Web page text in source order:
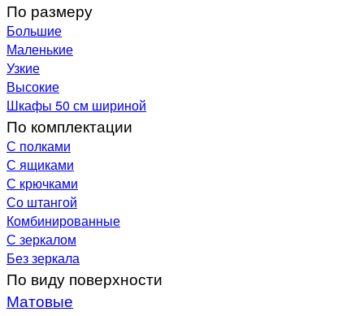
По размеру
Большие
Маленькие
Узкие
Высокие
Шкафы 50 см шириной
По комплектации
С полками
С ящиками
С крючками
Со штангой
Комбинированные
С зеркалом
Без зеркала
По виду поверхности
Матовые